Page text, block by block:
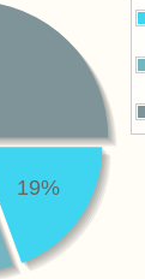
19%